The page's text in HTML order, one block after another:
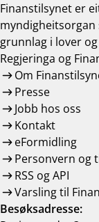
Finanstilsynet er
grunnlag i lover
Regjeringa og
Om
Presse
Jobb hos oss
Kontakt
eFormidling
Personvern og
RSS og API
Varsling til
Besøksadresse: